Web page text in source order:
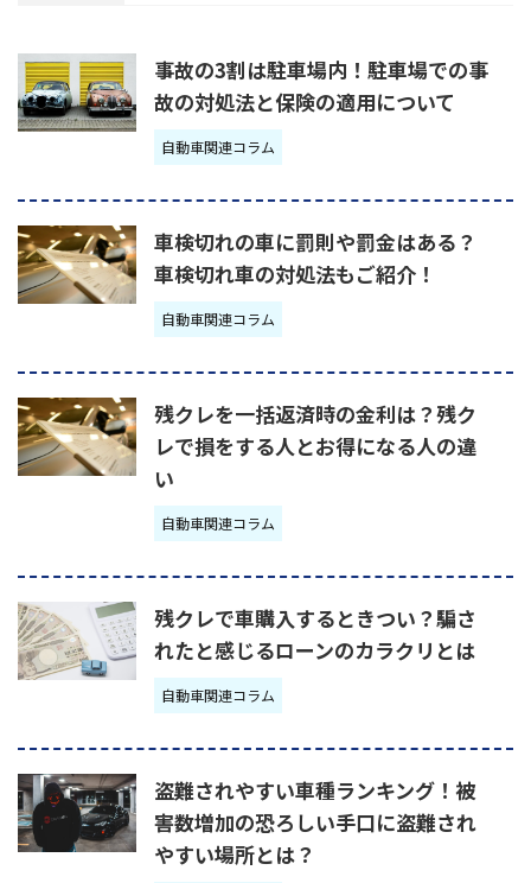
事故の3割は駐車場内！駐車場での事
故の対処法と保険の適用について
自動車関連コラム
車検切れの車に罰則や罰金はある？
車検切れ車の対処法もご紹介！
自動車関連コラム
残クレを一括返済時の金利は？残ク
レで損をする人とお得になる人の違
い
自動車関連コラム
残クレで車購入するときつい？騙さ
れたと感じるローンのカラクリとは
自動車関連コラム
盗難されやすい車種ランキング！被
害数増加の恐ろしい手口に盗難され
やすい場所とは？